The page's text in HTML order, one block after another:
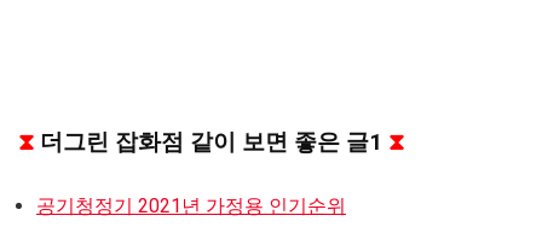
⧗ 더그린 잡화점 같이 보면 좋은 글1 ⧗
공기청정기 2021년 가정용 인기순위